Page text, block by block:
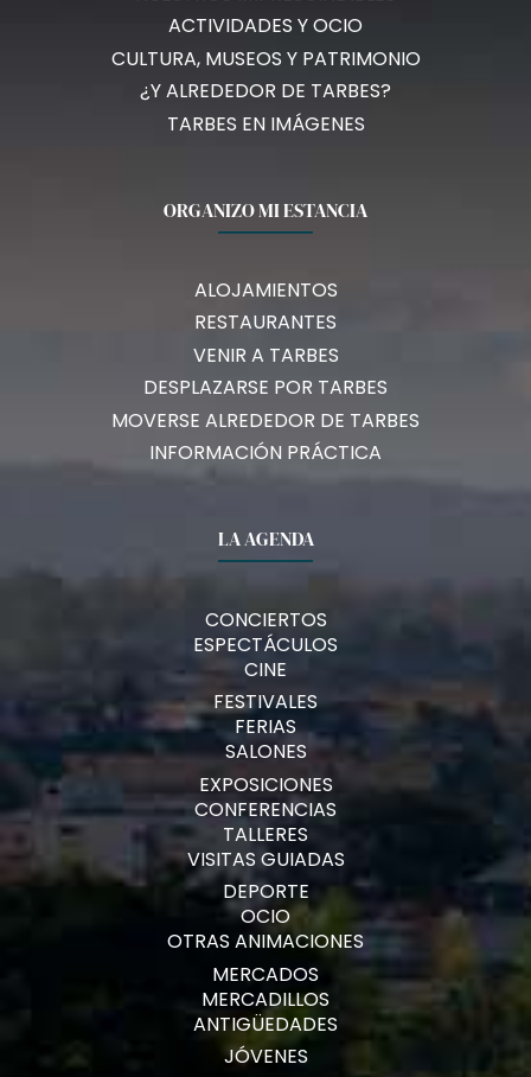
ACTIVIDADES Y OCIO
CULTURA, MUSEOS Y PATRIMONIO
¿Y ALREDEDOR DE TARBES?
TARBES EN IMÁGENES
ORGANIZO MI ESTANCIA
ALOJAMIENTOS
RESTAURANTES
VENIR A TARBES
DESPLAZARSE POR TARBES
MOVERSE ALREDEDOR DE TARBES
INFORMACIÓN PRÁCTICA
LA AGENDA
CONCIERTOS
ESPECTÁCULOS
CINE
FESTIVALES
FERIAS
SALONES
EXPOSICIONES
CONFERENCIAS
TALLERES
VISITAS GUIADAS
DEPORTE
OCIO
OTRAS ANIMACIONES
MERCADOS
MERCADILLOS
ANTIGÜEDADES
JÓVENES